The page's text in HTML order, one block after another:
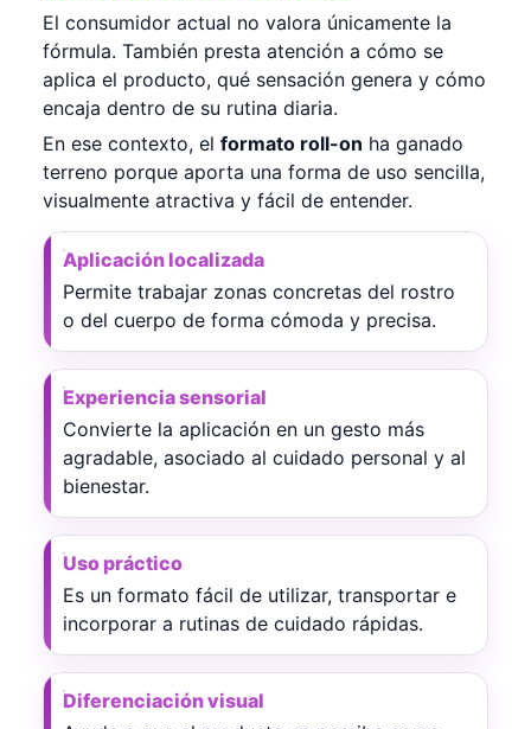
El consumidor actual no valora únicamente la
fórmula. También presta atención a cómo se
aplica el producto, qué sensación genera y cómo
encaja dentro de su rutina diaria.
En ese contexto, el formato roll-on ha ganado
terreno porque aporta una forma de uso sencilla,
visualmente atractiva y fácil de entender.
Aplicación localizada
Permite trabajar zonas concretas del rostro
o del cuerpo de forma cómoda y precisa.
Experiencia sensorial
Convierte la aplicación en un gesto más
agradable, asociado al cuidado personal y al
bienestar.
Uso práctico
Es un formato fácil de utilizar, transportar e
incorporar a rutinas de cuidado rápidas.
Diferenciación visual